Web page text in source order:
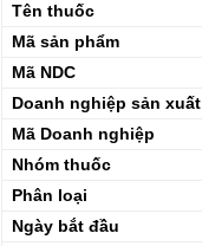
Tên thuốc
Mã sản phẩm
Mã NDC
Doanh nghiệp sản xuất
Mã Doanh nghiệp
Nhóm thuốc
Phân loại
Ngày bắt đầu